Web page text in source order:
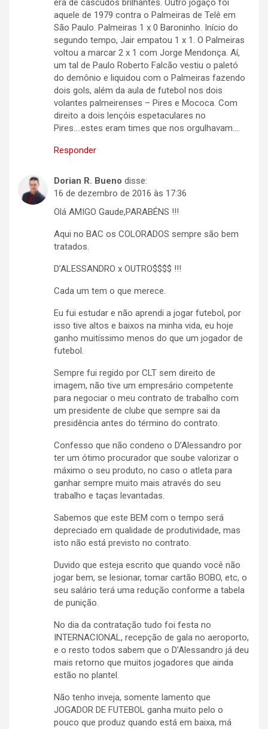
era de cascudos brilhantes. Outro jogaço foi
aquele de 1979 contra o Palmeiras de Telê em
São Paulo. Palmeiras 1 x 0 Baroninho. Início do
segundo tempo, Jair empatou 1 x 1. O Palmeiras
voltou a marcar 2 x 1 com Jorge Mendonça. Aí,
um tal de Paulo Roberto Falcão vestiu o paletó
do demônio e liquidou com o Palmeiras fazendo
dois gols, além da aula de futebol nos dois
volantes palmeirenses – Pires e Mococa. Com
direito a dois lençóis espetaculares no
Pires….estes eram times que nos orgulhavam….
Responder
Dorian R. Bueno disse:
16 de dezembro de 2016 às 17:36
Olá AMIGO Gaude,PARABÉNS !!!
Aqui no BAC os COLORADOS sempre são bem
tratados.
D’ALESSANDRO x OUTRO$$$$ !!!
Cada um tem o que merece.
Eu fui estudar e não aprendi a jogar futebol, por
isso tive altos e baixos na minha vida, eu hoje
ganho muitíssimo menos do que um jogador de
futebol.
Sempre fui regido por CLT sem direito de
imagem, não tive um empresário competente
para negociar o meu contrato de trabalho com
um presidente de clube que sempre sai da
presidência antes do término do contrato.
Confesso que não condeno o D’Alessandro por
ter um ótimo procurador que soube valorizar o
máximo o seu produto, no caso o atleta para
ganhar sempre muito mais através do seu
trabalho e taças levantadas.
Sabemos que este BEM com o tempo será
depreciado em qualidade de produtividade, mas
isto não está previsto no contrato.
Duvido que esteja escrito que quando você não
jogar bem, se lesionar, tomar cartão BOBO, etc, o
seu salário terá uma redução conforme a tabela
de punição.
No dia da contratação tudo foi festa no
INTERNACIONAL, recepção de gala no aeroporto,
e o resto todos sabem que o D’Alessandro já deu
mais retorno que muitos jogadores que ainda
estão no plantel.
Não tenho inveja, somente lamento que
JOGADOR DE FUTEBOL ganha muito pelo o
pouco que produz quando está em baixa, má